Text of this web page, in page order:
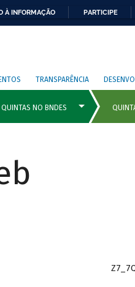
À INFORMAÇÃO PARTICIPE
TRANSPARÊNCIA